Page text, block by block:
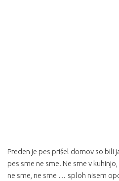
Preden je pes prišel domov so bili
pes sme ne sme. Ne sme v
ne sme, ne sme … sploh nisem